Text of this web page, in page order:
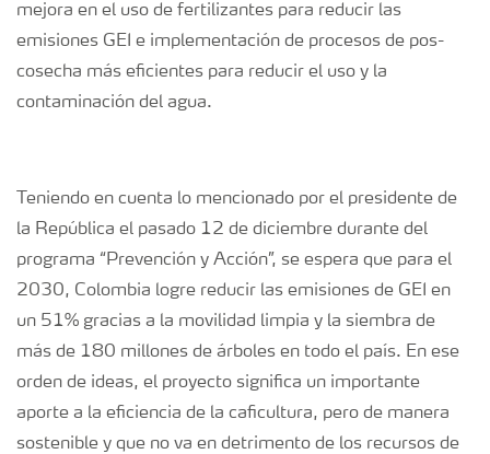
mejora en el uso de fertilizantes para reducir las
emisiones GEI e implementación de procesos de pos-
cosecha más eficientes para reducir el uso y la
contaminación del agua.
Teniendo en cuenta lo mencionado por el presidente de
la República el pasado 12 de diciembre durante del
programa “Prevención y Acción”, se espera que para el
2030, Colombia logre reducir las emisiones de GEI en
un 51% gracias a la movilidad limpia y la siembra de
más de 180 millones de árboles en todo el país. En ese
orden de ideas, el proyecto significa un importante
aporte a la eficiencia de la caficultura, pero de manera
sostenible y que no va en detrimento de los recursos de